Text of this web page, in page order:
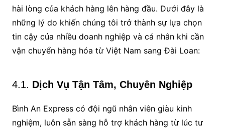
hài lòng của khách hàng lên hàng đầu. Dưới đây là
những lý do khiến chúng tôi trở thành sự lựa chọn
tin cậy của nhiều doanh nghiệp và cá nhân khi cần
vận chuyển hàng hóa từ Việt Nam sang Đài Loan:
4.1. Dịch Vụ Tận Tâm, Chuyên Nghiệp
Bình An Express có đội ngũ nhân viên giàu kinh
nghiệm, luôn sẵn sàng hỗ trợ khách hàng từ lúc tư